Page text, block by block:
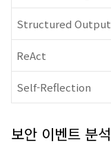
Structured Output
ReAct
Self-Reflection
보안 이벤트 분석